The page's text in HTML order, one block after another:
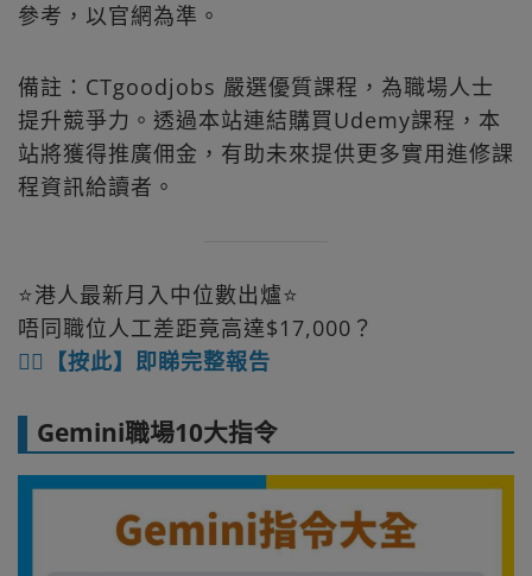
參考，以官網為準。
備註：CTgoodjobs 嚴選優質課程，為職場人士
提升競爭力。透過本站連結購買Udemy課程，本
站將獲得推廣佣金，有助未來提供更多實用進修課
程資訊給讀者。
⭐港人最新月入中位數出爐⭐
唔同職位人工差距竟高達$17,000？
👉🏻【按此】即睇完整報告
Gemini職場10大指令